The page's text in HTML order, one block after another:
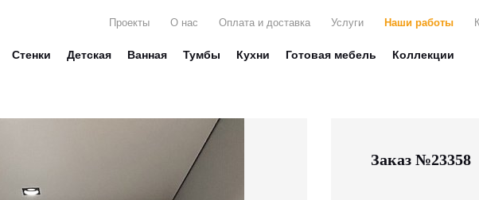
Проекты О нас Оплата и доставка Услуги Наши работы
Стенки Детская Ванная Тумбы Кухни Готовая мебель Коллекции
Заказ №23358